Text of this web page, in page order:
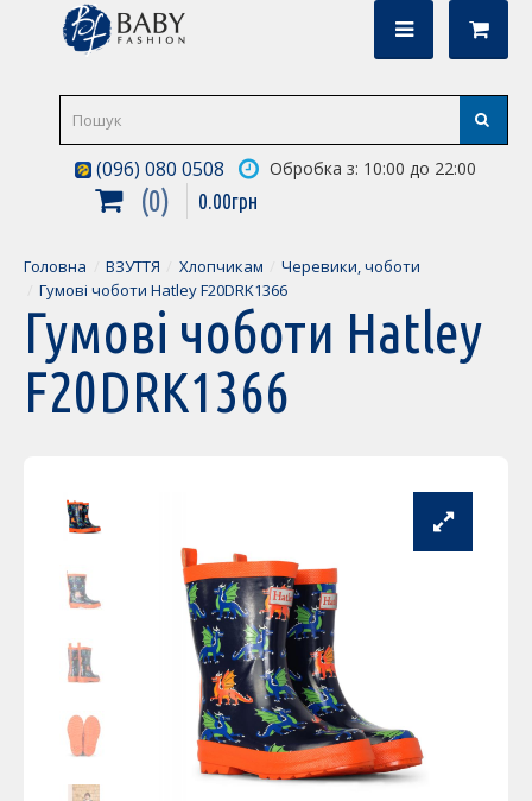
(096) 080 0508 Обробка з: 10:00 до 22:00
0 0.00грн
Головна ВЗУТТЯ Хлопчикам
Черевики, чоботи
Гумові чоботи Hatley F20DRK1366
Гумові чоботи Hatley
F20DRK1366